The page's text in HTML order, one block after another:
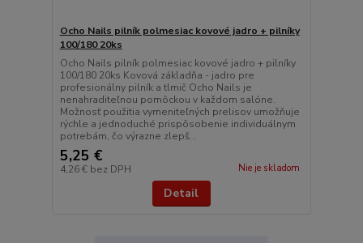
Ocho Nails pilník polmesiac kovové jadro + pilníky
100/180 20ks
Ocho Nails pilník polmesiac kovové jadro + pilníky
100/180 20ks Kovová základňa - jadro pre
profesionálny pilník a tlmič Ocho Nails je
nenahraditeľnou pomôckou v každom salóne.
Možnosť použitia vymeniteľných prelisov umožňuje
rýchle a jednoduché prispôsobenie individuálnym
potrebám, čo výrazne zlepš...
5,25 €
4,26 € bez DPH Nie je skladom
Detail